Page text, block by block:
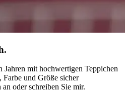
Jahren mit hochwertigen Teppichen
und Größe sicher
oder schreiben Sie mir.